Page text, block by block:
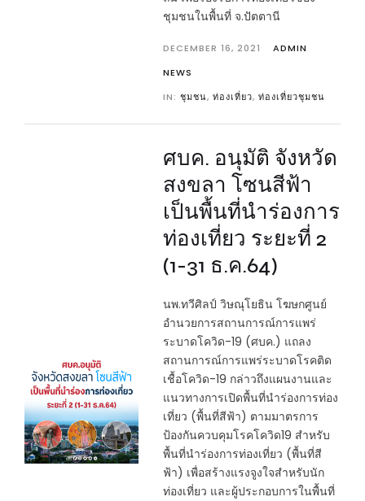
ชุมชนในพื้นที่ จ.ปัตตานี
DECEMBER 16, 2021
ADMIN
NEWS
IN: ชุมชน, ท่องเที่ยว, ท่องเที่ยวชุมชน
ศบค. อนุมัติ จังหวัด
สงขลา โซนสีฟ้า
เป็นพื้นที่นำร่องการ
ท่องเที่ยว ระยะที่ 2
(1-31 ธ.ค.64)
นพ.ทวีศิลป์ วิษณุโยธิน โฆษกศูนย์
อำนวยการสถานการณ์การแพร่
ระบาดโควิด-19 (ศบค.) แถลง
สถานการณ์การแพร่ระบาดโรคติด
เชื้อโควิด-19 กล่าวถึงแผนงานและ
แนวทางการเปิดพื้นที่นำร่องการท่อง
เที่ยว (พื้นที่สีฟ้า) ตามมาตรการ
ป้องกันควบคุมโรคโควิด19 สำหรับ
พื้นที่นำร่องการท่องเที่ยว (พื้นที่สี
ฟ้า) เพื่อสร้างแรงจูงใจสำหรับนัก
ท่องเที่ยว และผู้ประกอบการในพื้นที่